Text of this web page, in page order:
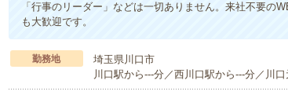
「行事のリーダー」などは一切ありません。来社不要の
も大歓迎です。
勤務地
埼玉県川口市
川口駅から---分／西川口駅から---分／川